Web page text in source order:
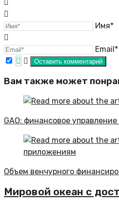
Имя*
Email*
Вам также может
GAO: финансовое
Объем венчурного
Мировой океан с